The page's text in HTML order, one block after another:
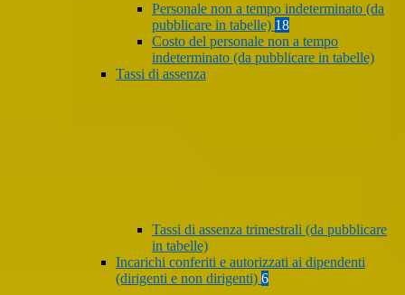
Personale non a tempo indeterminato (da
pubblicare in tabelle) 18
Costo del personale non a tempo
indeterminato (da pubblicare in tabelle)
Tassi di assenza
Tassi di assenza trimestrali (da pubblicare
in tabelle)
Incarichi conferiti e autorizzati ai dipendenti
(dirigenti e non dirigenti) 6